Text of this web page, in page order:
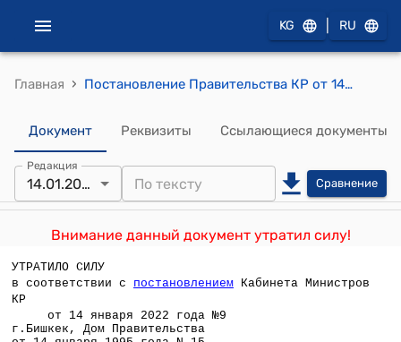
KG RU
Главная › Постановление Правительства КР от 14 января 1995 года №15 "О стимулировании деятельности работников Национальной академии наук Кыргызской Республики"
Документ Реквизиты Ссылающиеся документы
Редакция
14.01.2022 Сравнение
Внимание данный документ утратил силу!